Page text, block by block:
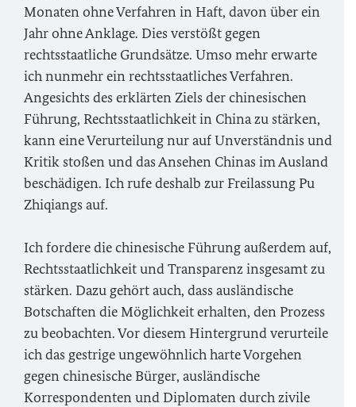
Monaten ohne Verfahren in Haft, davon über ein
Jahr ohne Anklage. Dies verstößt gegen
rechtsstaatliche Grundsätze. Umso mehr erwarte
ich nunmehr ein rechtsstaatliches Verfahren.
Angesichts des erklärten Ziels der chinesischen
Führung, Rechtsstaatlichkeit in China zu stärken,
kann eine Verurteilung nur auf Unverständnis und
Kritik stoßen und das Ansehen Chinas im Ausland
beschädigen. Ich rufe deshalb zur Freilassung Pu
Zhiqiangs auf.
Ich fordere die chinesische Führung außerdem auf,
Rechtsstaatlichkeit und Transparenz insgesamt zu
stärken. Dazu gehört auch, dass ausländische
Botschaften die Möglichkeit erhalten, den Prozess
zu beobachten. Vor diesem Hintergrund verurteile
ich das gestrige ungewöhnlich harte Vorgehen
gegen chinesische Bürger, ausländische
Korrespondenten und Diplomaten durch zivile